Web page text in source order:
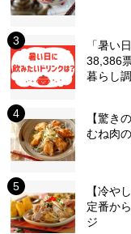
「暑い
38,386
暮らし
【驚き
むね肉
【冷や
定番か
ジ